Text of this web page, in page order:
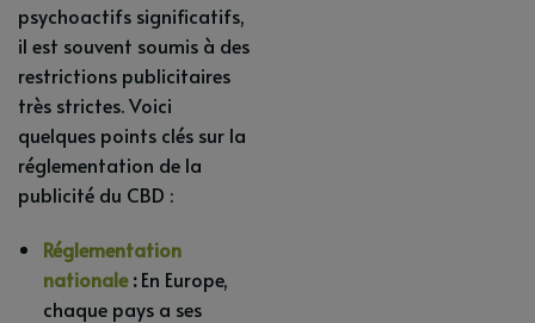
psychoactifs significatifs,
il est souvent soumis à des
restrictions publicitaires
très strictes. Voici
quelques points clés sur la
réglementation de la
publicité du CBD :
Réglementation
nationale:En Europe,
chaque pays a ses